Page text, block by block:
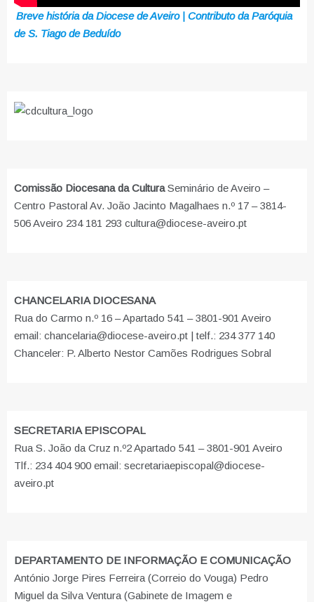
Breve história da Diocese de Aveiro | Contributo da Paróquia
de S. Tiago de Beduído
Comissão Diocesana da CulturaSeminário de Aveiro –
Centro Pastoral Av. João Jacinto Magalhaes n.º 17 – 3814-
506 Aveiro 234 181 293 cultura@diocese-aveiro.pt
CHANCELARIA DIOCESANA
Rua do Carmo n.º 16 – Apartado 541 – 3801-901 Aveiro
email: chancelaria@diocese-aveiro.pt | telf.: 234 377 140
Chanceler: P. Alberto Nestor Camões Rodrigues Sobral
SECRETARIA EPISCOPAL
Rua S. João da Cruz n.º2 Apartado 541 – 3801-901 Aveiro
Tlf.: 234 404 900 email: secretariaepiscopal@diocese-
aveiro.pt
DEPARTAMENTO DE INFORMAÇÃO E COMUNICAÇÃO
António Jorge Pires Ferreira (Correio do Vouga) Pedro
Miguel da Silva Ventura (Gabinete de Imagem e